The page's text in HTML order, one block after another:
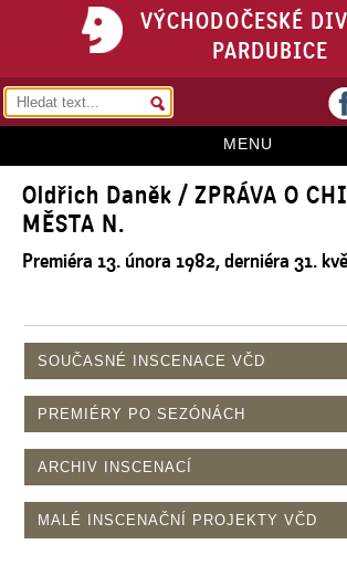
VÝCHODOČESKÉ
PARDUBICE
MENU
HOME
REPERTOÁR
PŘEDPLATNÉ
KONTAKTY
O DIVADLE
DÁLE NABÍZÍME
Oldřich Daněk / ZPRÁVA O
MĚSTA N.
Premiéra 13. února 1982, derniéra 31.
SOUČASNÉ INSCENACE VČD
PREMIÉRY PO SEZÓNÁCH
ARCHIV INSCENACÍ
MALÉ INSCENAČNÍ PROJEKTY VČD